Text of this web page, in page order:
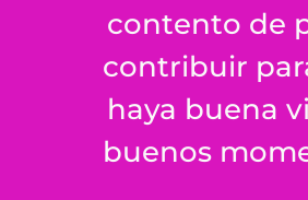
contento de
contribuir
haya buena
buenos